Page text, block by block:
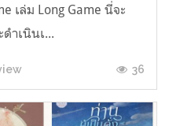
เล่ม Long Game นี่จะ
ำเนินเ...
36